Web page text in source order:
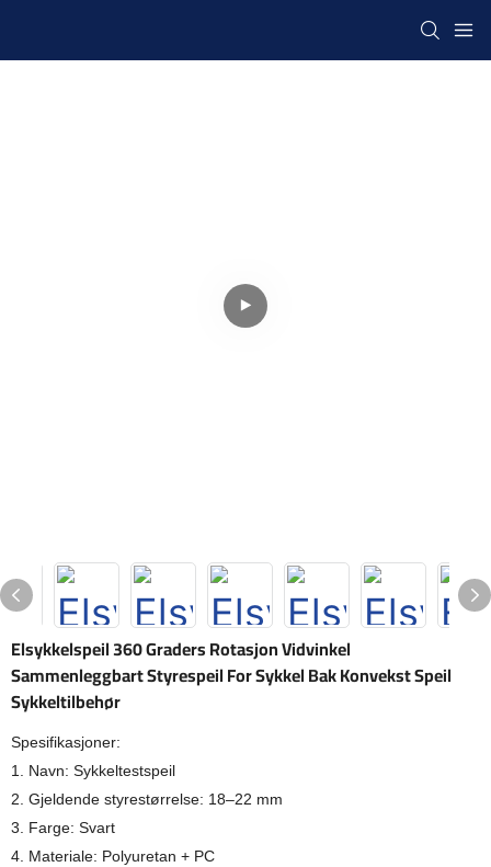
Elsykkelspeil 360 Graders Rotasjon Vidvinkel
Sammenleggbart Styrespeil For Sykkel Bak Konvekst Speil
Sykkeltilbehør
Spesifikasjoner:
1. Navn: Sykkeltestspeil
2. Gjeldende styrestørrelse: 18–22 mm
3. Farge: Svart
4. Materiale: Polyuretan + PC